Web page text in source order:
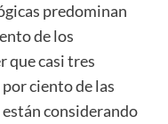
predominan
de los
que casi tres
ciento de las
considerando